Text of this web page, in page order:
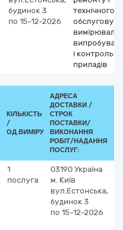
будинок 3
по 15-12-2026
технічного
і
приладів
КІЛЬКІСТЬ
/
ОД.ВИМІРУ
АДРЕСА
ДОСТАВКИ /
СТРОК
ПОСТАВКИ/
ВИКОНАННЯ
РОБІТ/НАДАННЯ
ПОСЛУГ:
1
послуга
03190 Україна
м. Київ
вул.Естонська,
будинок 3
по 15-12-2026